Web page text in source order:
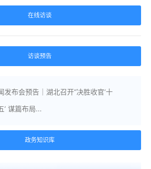
在线访谈
访谈预告
发布会预告｜湖北召开“决胜收官‘十
’ 谋篇布局...
政务知识库